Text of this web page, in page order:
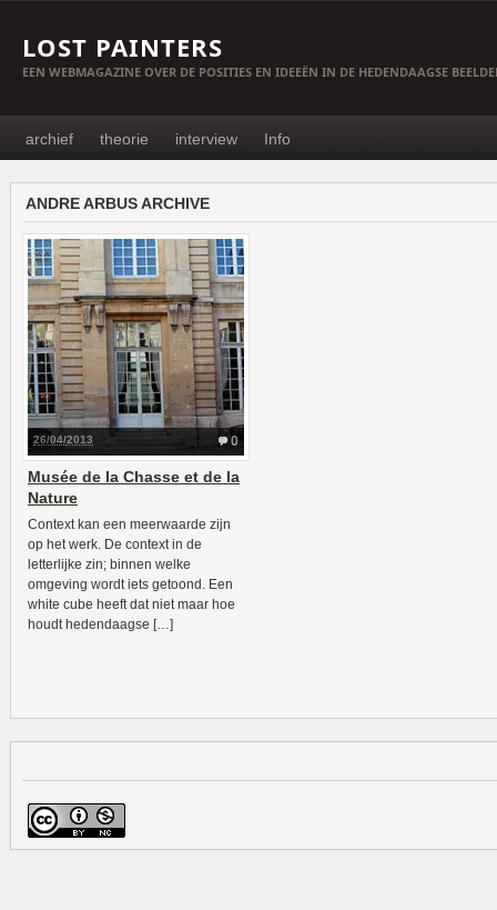
LOST PAINTERS
EEN WEBMAGAZINE OVER DE POSITIES EN IDEEËN IN DE HEDENDAAGSE
archief theorie interview Info
ANDRE ARBUS ARCHIVE
0
26/04/2013
Musée de la Chasse et de la
Nature
Context kan een meerwaarde zijn
op het werk. De context in de
letterlijke zin; binnen welke
omgeving wordt iets getoond. Een
white cube heeft dat niet maar hoe
houdt hedendaagse […]